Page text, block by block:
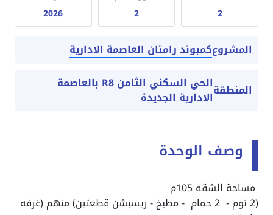
2
2
2026
المشروعكمبوند رامتان العاصمة الادارية
المنطقة الحي السكني الثامن R8 بالعاصمة
الادارية الجديدة
وصف الوحدة
مساحة الشقه 105م
(2 نوم - 2 حمام - مطبخ - ريسبشن قطعتين) منهم (غرفه